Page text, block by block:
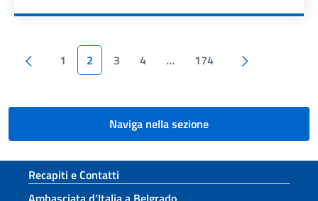
Paginazione
Pagina precedente
1 2 3 4 … 174
Naviga nella sezione
Sezione footer
Recapiti e Contatti